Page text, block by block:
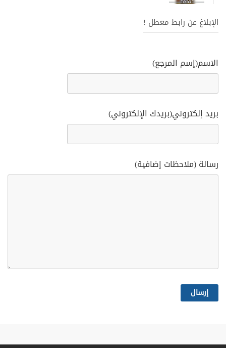
الإبلاغ عن رابط معطل !
الاسم(إسم المرجع)
بريد إلكتروني(بريدك الإلكتروني)
رسالة (ملاحظات إضافية)